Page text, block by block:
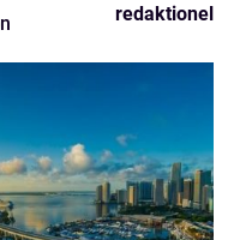
redaktionel